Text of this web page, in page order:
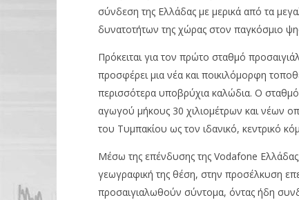
Κατασκευάζει σταθμό
προσαιγιάλωσης
υποθαλάσσιων καλωδίων
04/09/2023
pressroom
50,1%
τις
σύνδεση της Ελλάδας με μερικά από τα
δυνατοτήτων της χώρας στον παγκόσμιο
Πρόκειται για τον πρώτο σταθμό
προσφέρει μια νέα και ποικιλόμορφη
περισσότερα υποβρύχια καλώδια. Ο
αγωγού μήκους 30 χιλιομέτρων και νέων
του Τυμπακίου ως τον ιδανικό, κεντρικό
Μέσω της επένδυσης της Vodafone
γεωγραφική της θέση, στην προσέλκυση
προσαιγιαλωθούν σύντομα, όντας ήδη